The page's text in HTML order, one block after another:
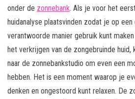
onder de zonnebank. Als je voor het
huidanalyse plaatsvinden zodat je op
verantwoorde manier gebruik kunt
het verkrijgen van de zongebruinde huid,
naar de zonnebankstudio om even een
hebben. Het is een moment waarop je
denken en ongestoord kunt relaxen. De